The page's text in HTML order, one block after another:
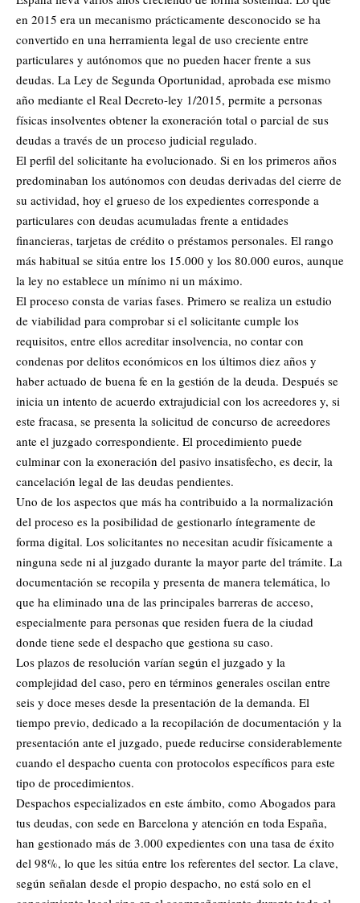
en 2015 era un mecanismo prácticamente desconocido se ha
convertido en una herramienta legal de uso creciente entre
particulares y autónomos que no pueden hacer frente a sus
deudas. La Ley de Segunda Oportunidad, aprobada ese mismo
año mediante el Real Decreto-ley 1/2015, permite a personas
físicas insolventes obtener la exoneración total o parcial de sus
deudas a través de un proceso judicial regulado.
El perfil del solicitante ha evolucionado. Si en los primeros años
predominaban los autónomos con deudas derivadas del cierre de
su actividad, hoy el grueso de los expedientes corresponde a
particulares con deudas acumuladas frente a entidades
financieras, tarjetas de crédito o préstamos personales. El rango
más habitual se sitúa entre los 15.000 y los 80.000 euros, aunque
la ley no establece un mínimo ni un máximo.
El proceso consta de varias fases. Primero se realiza un estudio
de viabilidad para comprobar si el solicitante cumple los
requisitos, entre ellos acreditar insolvencia, no contar con
condenas por delitos económicos en los últimos diez años y
haber actuado de buena fe en la gestión de la deuda. Después se
inicia un intento de acuerdo extrajudicial con los acreedores y, si
este fracasa, se presenta la solicitud de concurso de acreedores
ante el juzgado correspondiente. El procedimiento puede
culminar con la exoneración del pasivo insatisfecho, es decir, la
cancelación legal de las deudas pendientes.
Uno de los aspectos que más ha contribuido a la normalización
del proceso es la posibilidad de gestionarlo íntegramente de
forma digital. Los solicitantes no necesitan acudir físicamente a
ninguna sede ni al juzgado durante la mayor parte del trámite. La
documentación se recopila y presenta de manera telemática, lo
que ha eliminado una de las principales barreras de acceso,
especialmente para personas que residen fuera de la ciudad
donde tiene sede el despacho que gestiona su caso.
Los plazos de resolución varían según el juzgado y la
complejidad del caso, pero en términos generales oscilan entre
seis y doce meses desde la presentación de la demanda. El
tiempo previo, dedicado a la recopilación de documentación y la
presentación ante el juzgado, puede reducirse considerablemente
cuando el despacho cuenta con protocolos específicos para este
tipo de procedimientos.
Despachos especializados en este ámbito, como Abogados para
tus deudas, con sede en Barcelona y atención en toda España,
han gestionado más de 3.000 expedientes con una tasa de éxito
del 98%, lo que les sitúa entre los referentes del sector. La clave,
según señalan desde el propio despacho, no está solo en el